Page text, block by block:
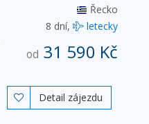
Řecko
8 dní,
letecky
od 31 590 Kč
 Detail zájezdu